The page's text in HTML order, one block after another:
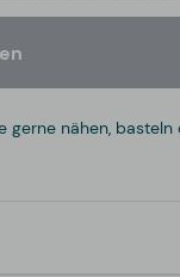
nähen,